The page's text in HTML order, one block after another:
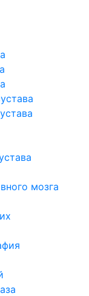
мозга